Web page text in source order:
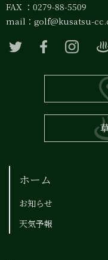
FAX ：0279-88-5509
mail： golf@kusatsu-
ホーム
お知らせ
天気予報